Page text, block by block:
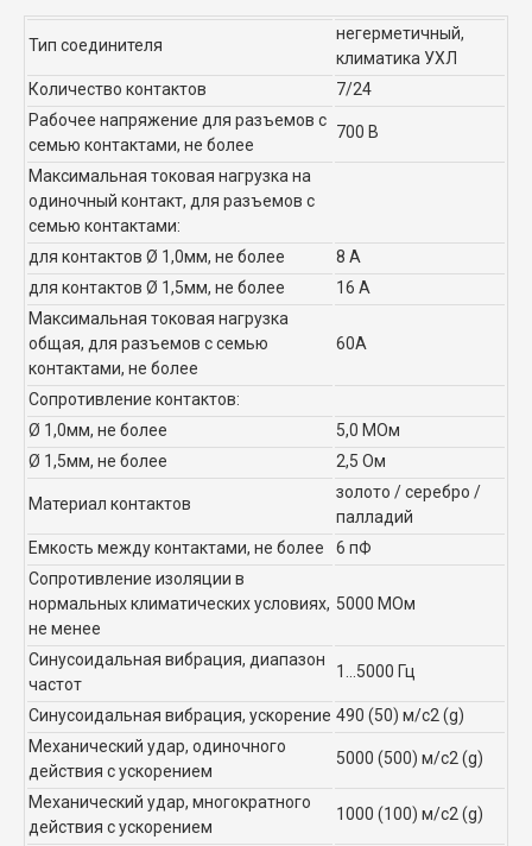
Тип соединителя
негерметичный,
климатика УХЛ
Количество контактов
7/24
Рабочее напряжение для разъемов с
семью контактами, не более
700 В
Максимальная токовая нагрузка на
одиночный контакт, для разъемов с
семью контактами:
для контактов Ø 1,0мм, не более
8 А
для контактов Ø 1,5мм, не более
16 А
Максимальная токовая нагрузка
общая, для разъемов с семью
контактами, не более
60А
Сопротивление контактов:
Ø 1,0мм, не более
5,0 МОм
Ø 1,5мм, не более
2,5 Ом
Материал контактов
золото / серебро /
палладий
Емкость между контактами, не более
6 пФ
Сопротивление изоляции в
нормальных климатических условиях,
не менее
5000 МОм
Синусоидальная вибрация, диапазон
частот
1...5000 Гц
Синусоидальная вибрация, ускорение 490 (50) м/с2 (g)
Механический удар, одиночного
действия с ускорением
5000 (500) м/с2 (g)
Механический удар, многократного
действия с ускорением
1000 (100) м/с2 (g)